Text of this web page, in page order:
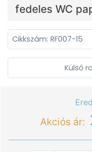
fedeles WC
Cikkszám: RF007-15
Külső
Akciós ár: